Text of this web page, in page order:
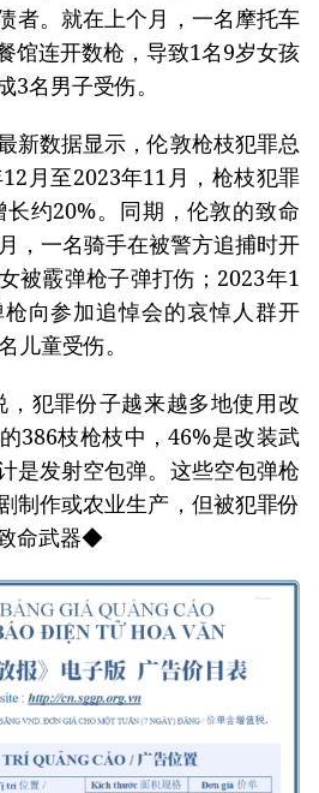
者。就在上个月，一名摩托车
馆连开数枪，导致1名9岁女孩
3名男子受伤。
数据显示，伦敦枪枝犯罪总
月至2023年11月，枪枝犯罪
约20%。同期，伦敦的致命
，一名骑手在被警方追捕时开
被霰弹枪子弹打伤；2023年1
向参加追悼会的哀悼人群开
儿童受伤。
犯罪份子越来越多地使用改
386枝枪枝中，46%是改装武
是发射空包弹。这些空包弹枪
制作或农业生产，但被犯罪份
命武器◆